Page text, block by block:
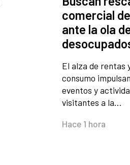
comercial
ante la ola
El alza de rentas
consumo
eventos y
visitantes a la…
Hace 1 hora